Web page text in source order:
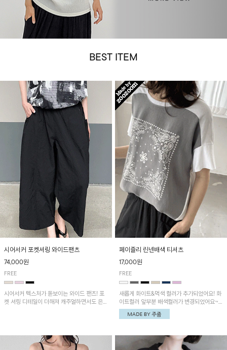
BEST ITEM
시어서커 포켓셔링 와이드팬츠
74,000원
FREE
시어서커 텍스처가 돋보이는 와이드 팬츠! 포
켓 셔링 디테일이 더해져 캐주얼하면서도 은은
아이템으로 활용하기 좋아요~
페이즐리 린넨배색 티셔츠
17,000원
FREE
새롭게 화이트&먹색 컬러가 추가되었어요! 화
이트컬러 앞부분 배색컬러가 변경되었어요~
중앙 린넨배색으로 유니크하면서 페이즐리 패
턴으로 감각적인 분위기를 연출이 가능한 티셔